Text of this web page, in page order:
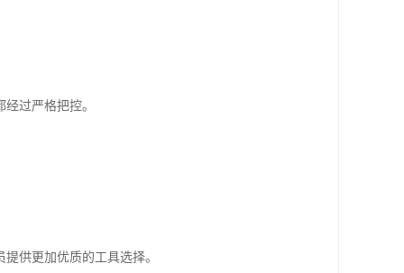
过严格把控。
供更加优质的工具选择。